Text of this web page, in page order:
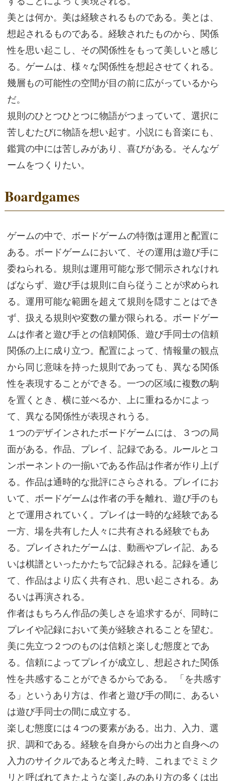
美とは何か。美は経験されるものである。美とは、
想起されるものである。経験されたものから、関係
性を思い起こし、その関係性をもって美しいと感じ
る。ゲームは、様々な関係性を想起させてくれる。
幾層もの可能性の空間が目の前に広がっているから
だ。
規則のひとつひとつに物語がつまっていて、選択に
苦しむたびに物語を想い起す。小説にも音楽にも、
鑑賞の中には苦しみがあり、喜びがある。そんなゲ
ームをつくりたい。
Boardgames
ゲームの中で、ボードゲームの特徴は運用と配置に
ある。ボードゲームにおいて、その運用は遊び手に
委ねられる。規則は運用可能な形で開示されなけれ
ばならず、遊び手は規則に自ら従うことが求められ
る。運用可能な範囲を超えて規則を隠すことはでき
ず、扱える規則や変数の量が限られる。ボードゲー
ムは作者と遊び手との信頼関係、遊び手同士の信頼
関係の上に成り立つ。配置によって、情報量の観点
から同じ意味を持った規則であっても、異なる関係
性を表現することができる。一つの区域に複数の駒
を置くとき、横に並べるか、上に重ねるかによっ
て、異なる関係性が表現されうる。
１つのデザインされたボードゲームには、３つの局
面がある。作品、プレイ、記録である。ルールとコ
ンポーネントの一揃いである作品は作者が作り上げ
る。作品は通時的な批評にさらされる。プレイにお
いて、ボードゲームは作者の手を離れ、遊び手のも
とで運用されていく。プレイは一時的な経験である
一方、場を共有した人々に共有される経験でもあ
る。プレイされたゲームは、動画やプレイ記、ある
いは棋譜といったかたちで記録される。記録を通じ
て、作品はより広く共有され、思い起こされる。あ
るいは再演される。
作者はもちろん作品の美しさを追求するが、同時に
プレイや記録において美が経験されることを望む。
美に先立つ２つのものは信頼と楽しむ態度とであ
る。信頼によってプレイが成立し、想起された関係
性を共感することができるからである。 「を共感す
る」というあり方は、作者と遊び手の間に、あるい
は遊び手同士の間に成立する。
楽しむ態度には４つの要素がある。出力、入力、選
択、調和である。経験を自身からの出力と自身への
入力のサイクルであると考えた時、これまでミミク
リと呼ばれてきたような楽しみのあり方の多くは出